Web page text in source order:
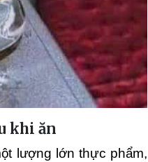
khi ăn
lượng lớn thực phẩm,